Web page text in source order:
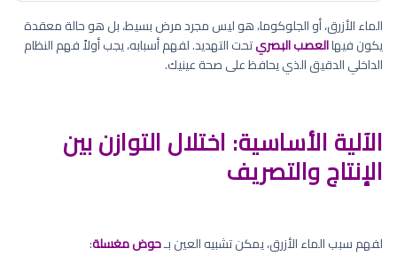
الماء الأزرق، أو الجلوكوما، هو ليس مجرد مرض بسيط، بل هو حالة معقدة
يكون فيهاالعصب البصريتحت التهديد. لفهم أسبابه، يجب أولاً فهم النظام
الداخلي الدقيق الذي يحافظ على صحة عينيك.
الآلية الأساسية: اختلال التوازن بين
الإنتاج والتصريف
لفهم سبب الماء الأزرق، يمكن تشبيه العين بـحوض مغسلة: